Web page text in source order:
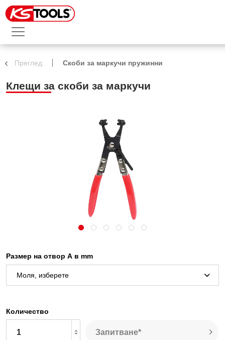
Преглед Скоби за маркучи пружинни
Клещи за скоби за маркучи
Размер на отвор А в mm
Количество
Запитване*